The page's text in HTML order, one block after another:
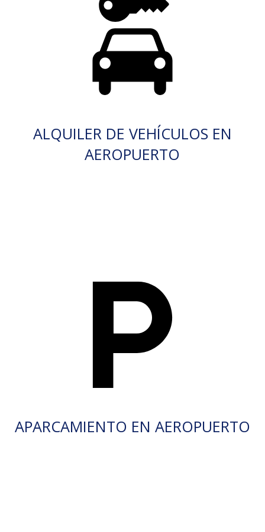
ALQUILER DE VEHÍCULOS EN
AEROPUERTO
APARCAMIENTO EN AEROPUERTO